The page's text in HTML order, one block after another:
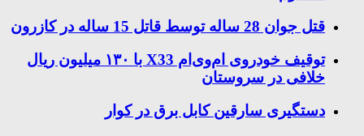
قتل جوان 28 ساله توسط قاتل 15 ساله در کازرون
توقیف خودروی ام‌وی‌ام X33 با ۱۳۰ میلیون ریال
خلافی در سروستان
دستگیری سارقین کابل برق در کوار